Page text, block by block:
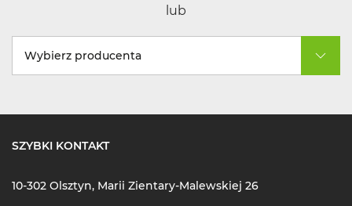
lub
Wybierz producenta
SZYBKI KONTAKT
10-302 Olsztyn, Marii Zientary-Malewskiej 26